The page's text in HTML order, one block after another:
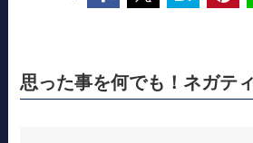
思った事を何でも！ネガテ